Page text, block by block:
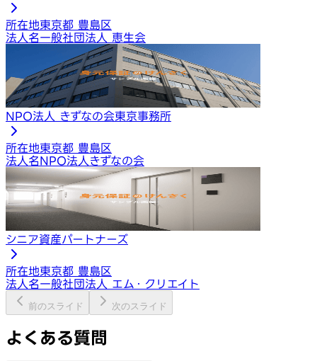
所在地東京都 豊島区
法人名一般社団法人 恵生会
NPO法人 きずなの会東京事務所
所在地東京都 豊島区
法人名NPO法人きずなの会
シニア資産パートナーズ
所在地東京都 豊島区
法人名一般社団法人 エム・クリエイト
前のスライド 次のスライド
よくある質問